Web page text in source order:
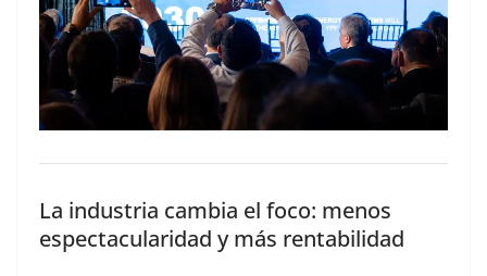
La industria cambia el foco: menos
espectacularidad y más rentabilidad